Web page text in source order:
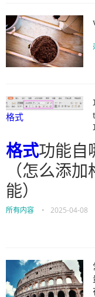
格式
格式功能自
（怎么添
能）
所有内容 • 2025-04-08